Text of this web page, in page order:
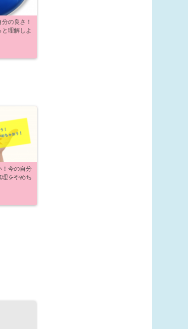
の良さ！
と理解しよ
！今の自分
理をやめち